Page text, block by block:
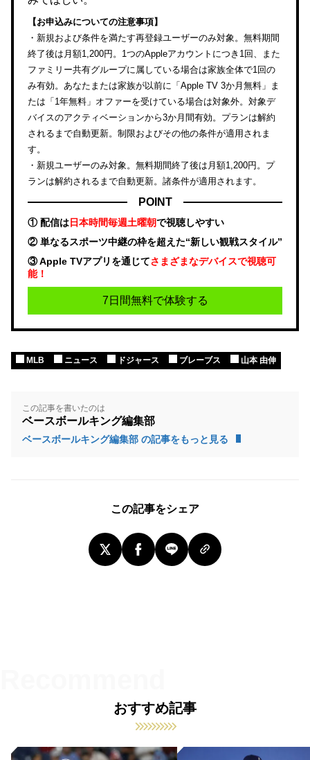
【お申込みについての注意事項】
・新規および条件を満たす再登録ユーザーのみ対象。無料期間
終了後は月額1,200円。1つのAppleアカウントにつき1回、また
ファミリー共有グループに属している場合は家族全体で1回の
み有効。あなたまたは家族が以前に「Apple TV 3か月無料」ま
たは「1年無料」オファーを受けている場合は対象外。対象デ
バイスのアクティベーションから3か月間有効。プランは解約
されるまで自動更新。制限およびその他の条件が適用されま
す。
・新規ユーザーのみ対象。無料期間終了後は月額1,200円。プ
ランは解約されるまで自動更新。諸条件が適用されます。
POINT
① 配信は日本時間毎週土曜朝で視聴しやすい
② 単なるスポーツ中継の枠を超えた“新しい観戦スタイル”
③ Apple TVアプリを通じてさまざまなデバイスで視聴可
能！
7日間無料で体験する
MLB ニュース ドジャース ブレーブス 山本 由伸
この記事を書いたのは
ベースボールキング編集部
ベースボールキング編集部 の記事をもっと見る
この記事をシェア
おすすめ記事